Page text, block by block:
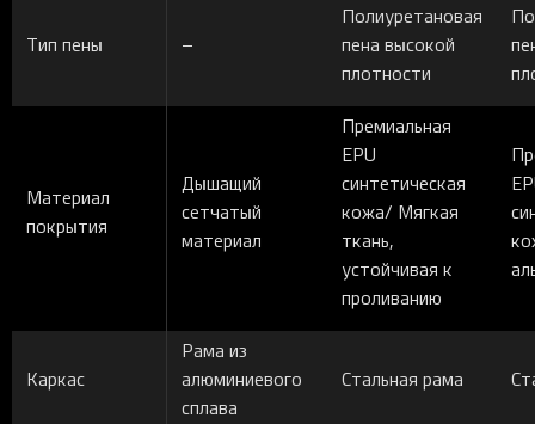
Тип пены –
Полиуретановая
пена высокой
плотности
Материал
покрытия
Дышащий
сетчатый
материал
Премиальная
EPU
синтетическая
кожа/ Мягкая
ткань,
устойчивая к
проливанию
Каркас
Рама из
алюминиевого
сплава
Стальная рама